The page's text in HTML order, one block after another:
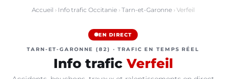
Accueil › Info trafic Occitanie› Tarn-et-Garonne› Verfeil
EN DIRECT
TARN-ET-GARONNE (82) · TRAFIC EN TEMPS RÉEL
Info trafic Verfeil